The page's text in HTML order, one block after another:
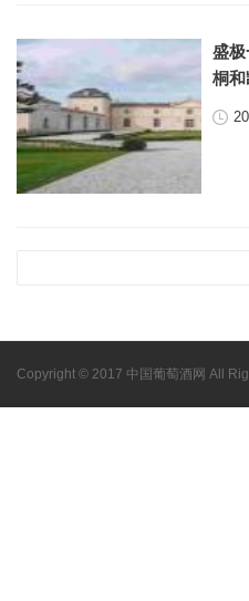
盛
桐和
Copyright © 2017 中国葡萄酒网 All